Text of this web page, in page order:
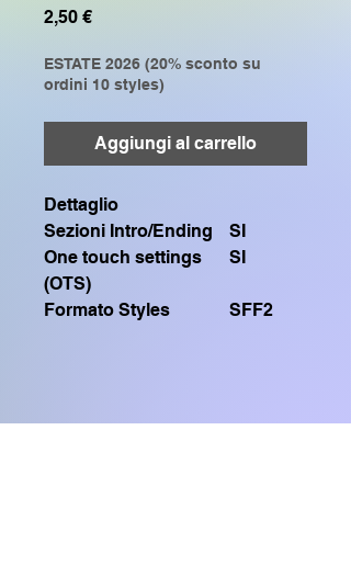
2,50 €Prezzo
ESTATE 2026 (20% sconto su
ordini 10 styles)
Aggiungi al carrello
Dettaglio
Sezioni Intro/Ending
SI
One touch settings
(OTS)
SI
Formato Styles SFF2